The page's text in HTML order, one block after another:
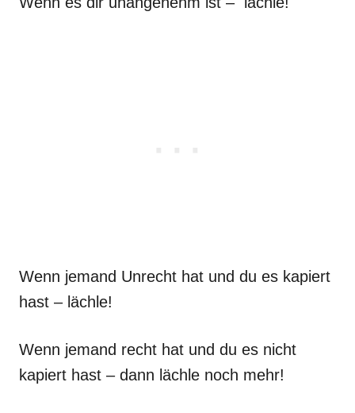
Wenn jemand Unrecht hat und du es kapiert
hast – lächle!
Wenn jemand recht hat und du es nicht
kapiert hast – dann lächle noch mehr!